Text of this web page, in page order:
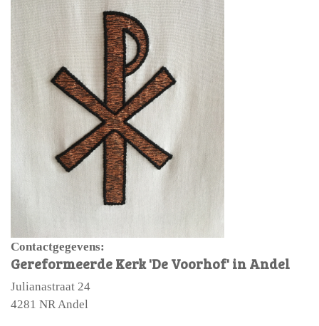
Contactgegevens:
Gereformeerde Kerk 'De Voorhof' in Andel
Julianastraat 24
4281 NR Andel